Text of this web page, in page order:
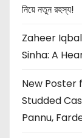
নিয়ে নতুন রহস্য!
Zaheer
Sinha: A
New Poster
Studded
Pannu,